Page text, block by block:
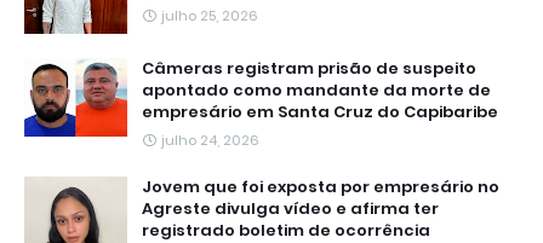
julho 25, 2026
Câmeras registram prisão de suspeito
apontado como mandante da morte de
empresário em Santa Cruz do Capibaribe
julho 24, 2026
Jovem que foi exposta por empresário no
Agreste divulga vídeo e afirma ter
registrado boletim de ocorrência